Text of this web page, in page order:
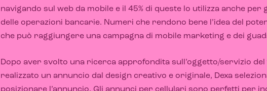
navigando sul web da mobile e il 45% di queste lo utilizza anche per
delle operazioni bancarie. Numeri che rendono bene l’idea del
che può raggiungere una campagna di mobile marketing e dei
Dopo aver svolto una ricerca approfondita sull’oggetto/servizio
realizzato un annuncio dal design creativo e originale, Dexa